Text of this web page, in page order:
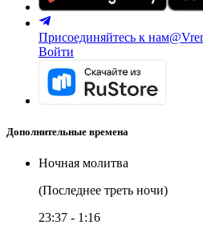
Присоединяйтесь к нам
Войти
Дополнительные времена
Ночная молитва
(Последнее треть ночи)
23:37 - 1:16